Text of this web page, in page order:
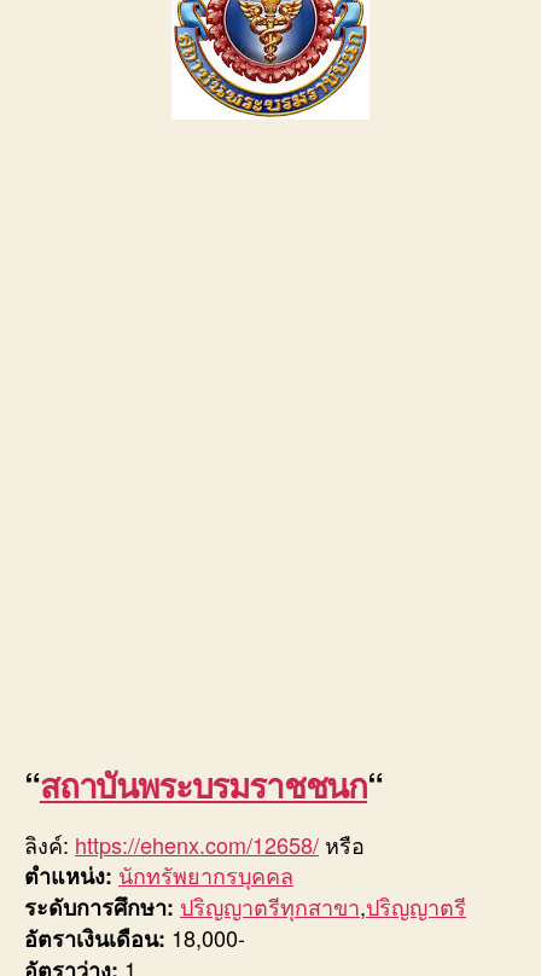
“สถาบันพระบรมราชชนก“
ลิงค์: https://ehenx.com/12658/ หรือ
ตำแหน่ง: นักทรัพยากรบุคคล
ระดับการศึกษา: ปริญญาตรีทุกสาขา,ปริญญาตรี
อัตราเงินเดือน: 18,000-
อัตราว่าง: 1